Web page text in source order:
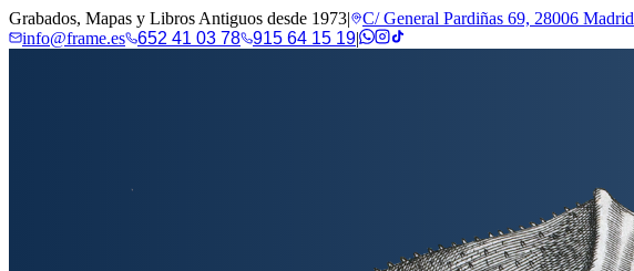
Grabados, Mapas y Libros Antiguos desde 1973|
C/ General Pardiñas 69, 28006 Madrid
info@frame.es
652 41 03 78 915 64 15 19|